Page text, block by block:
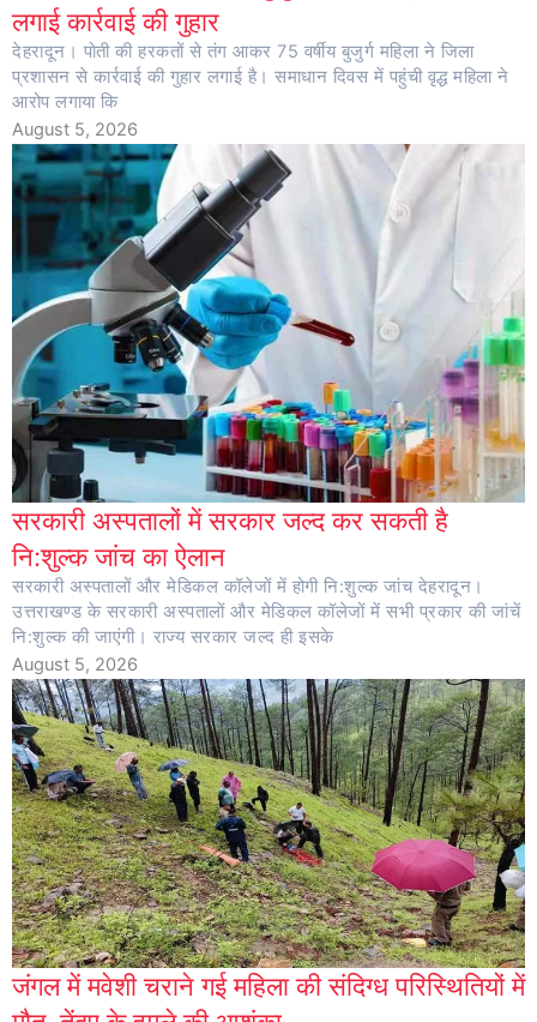
लगाई कार्रवाई की गुहार
देहरादून। पोती की हरकतों से तंग आकर 75 वर्षीय बुजुर्ग महिला ने जिला
प्रशासन से कार्रवाई की गुहार लगाई है। समाधान दिवस में पहुंची वृद्ध महिला ने
आरोप लगाया कि
August 5, 2026
सरकारी अस्पतालों में सरकार जल्द कर सकती है
नि:शुल्क जांच का ऐलान
सरकारी अस्पतालों और मेडिकल कॉलेजों में होगी नि:शुल्क जांच देहरादून।
उत्तराखण्ड के सरकारी अस्पतालों और मेडिकल कॉलेजों में सभी प्रकार की जांचें
नि:शुल्क की जाएंगी। राज्य सरकार जल्द ही इसके
August 5, 2026
जंगल में मवेशी चराने गई महिला की संदिग्ध परिस्थितियों में